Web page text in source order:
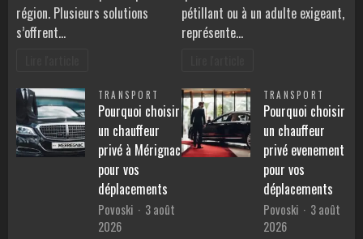
région. Plusieurs solutions
s’offrent…
pétillant ou à un adulte exigeant,
représente…
TRANSPORT
Pourquoi choisir
un chauffeur
privé à Mérignac
pour vos
déplacements
Povoski
3 août
2026
TRANSPORT
Pourquoi choisir
un chauffeur
privé evenement
pour vos
déplacements
Povoski
3 août
2026